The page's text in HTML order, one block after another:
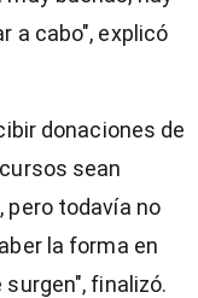
a cabo", explicó
donaciones de
sean
pero todavía no
la forma en
finalizó.